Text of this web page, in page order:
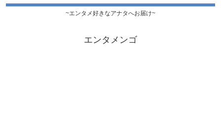
~エンタメ好きなアナタへお届け~
エンタメンゴ